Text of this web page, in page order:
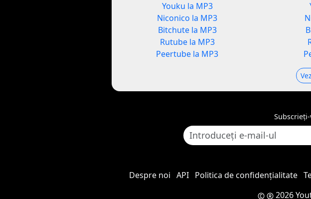
Youku la MP3
Niconico la MP3
Bitchute la MP3
Rutube la MP3
Peertube la MP3
Despre noi API Politica de confidențialitate
2026